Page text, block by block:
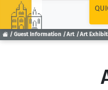
Guest Information Art Art